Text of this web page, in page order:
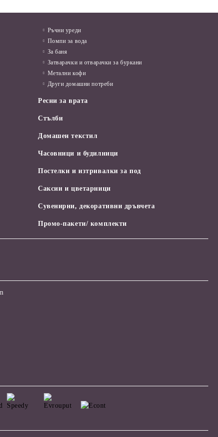
Ръчни уреди
Помпи за вода
За баня
Затварачки и отварачки за буркани
Метални кофи
Други домашни потреби
Ресни за врата
Стълби
Домашен текстил
Часовници и будилници
Постелки и изтривалки за под
Саксии и цветарници
Сувенирни, декоративни дръвчета
Промо-пакети/ комплекти